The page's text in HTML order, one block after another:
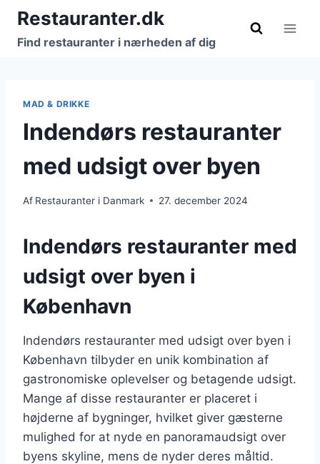
Fortsæt
indhold
Restauranter.dk
Find restauranter i nærheden af dig
MAD & DRIKKE
Indendørs restauranter
med udsigt over byen
Af Restauranter i Danmark 27. december 2024
Indendørs restauranter med
udsigt over byen i
København
Indendørs restauranter med udsigt over byen i
København tilbyder en unik kombination af
gastronomiske oplevelser og betagende udsigt.
Mange af disse restauranter er placeret i
højderne af bygninger, hvilket giver gæsterne
mulighed for at nyde en panoramaudsigt over
byens skyline, mens de nyder deres måltid.